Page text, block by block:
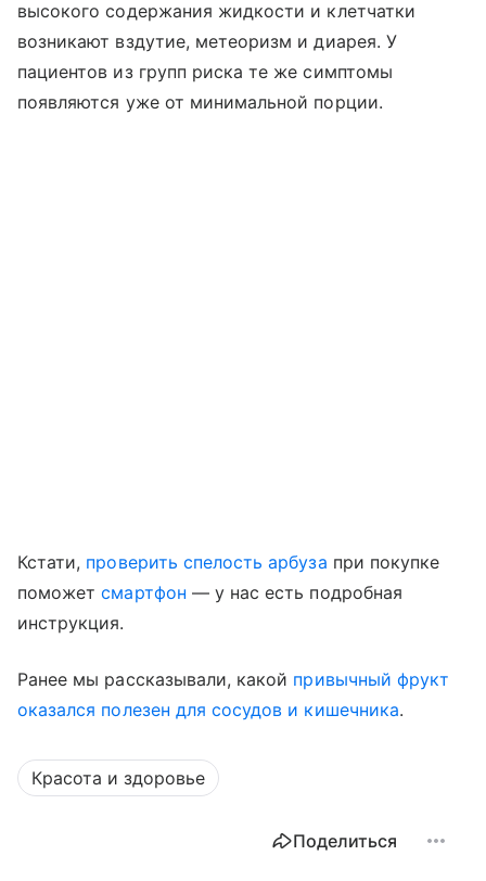
высокого содержания жидкости и клетчатки
возникают вздутие, метеоризм и диарея. У
пациентов из групп риска те же симптомы
появляются уже от минимальной порции.
Кстати, проверить спелость арбуза при покупке
поможетсмартфон — у нас есть подробная
инструкция.
Ранее мы рассказывали, какой привычный фрукт
оказался полезен для сосудов и кишечника.
Красота и здоровье
Поделиться